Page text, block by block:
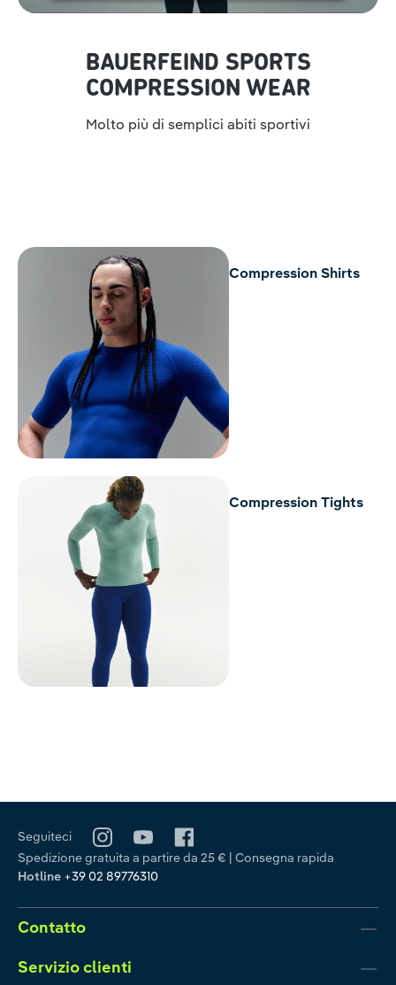
Powered byUsercentrics Consent
BAUERFEIND SPORTS
COMPRESSION WEAR
Molto più di semplici abiti sportivi
Compression Shirts
Compression Tights
Seguiteci
Spedizione gratuita a partire da 25 € | Consegna rapida
Hotline +39 02 89776310
Contatto
Servizio clienti